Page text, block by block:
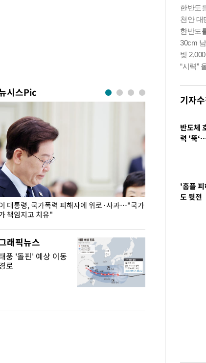
시스Pic
대통령, 국가폭력 피해자에 위로·사과…"국가
책임지고 치유"
래픽뉴스
풍 '돌핀' 예상 이동
로
기자
반도체
력 '뚝
'홈플
도 뒷전